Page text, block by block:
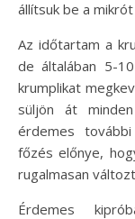
állítsuk be a
Az időtartam a
de általában 5-
krumplikat
süljön át
érdemes
főzés előnye,
rugalmasan
Érdemes